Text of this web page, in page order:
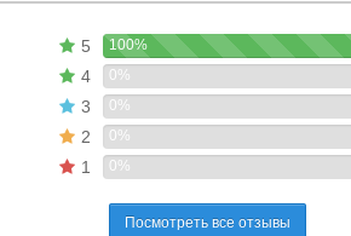
5 100%
4 0%
3 0%
2 0%
1 0%
Посмотреть все отзывы